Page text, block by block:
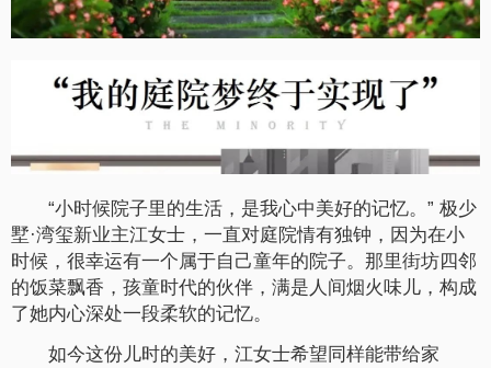
“小时候院子里的生活，是我心中美好的记忆。” 极少
墅·湾玺新业主江女士，一直对庭院情有独钟，因为在小
时候，很幸运有一个属于自己童年的院子。那里街坊四邻
的饭菜飘香，孩童时代的伙伴，满是人间烟火味儿，构成
了她内心深处一段柔软的记忆。
如今这份儿时的美好，江女士希望同样能带给家